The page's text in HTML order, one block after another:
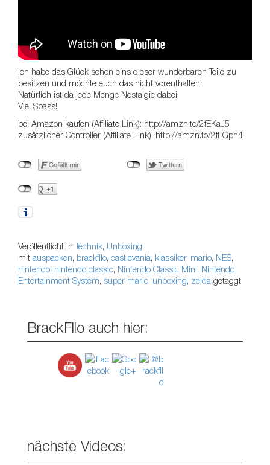
Ich habe das Glück schon eins dieser wunderbaren Teile zu
besitzen und möchte euch das nicht vorenthalten!
Natürlich ist da jede Menge Nostalgie dabei!
Viel Spass!
bei Amazon kaufen (Affiliate Link): http://amzn.to/2fEKaJ5
zusätzlicher Controller (Affiliate Link): http://amzn.to/2fEGpn4
Veröffentlicht inTechnik, Unboxing
mit auspacken, brackfllo, castlevania, klassiker, mario, NES,
nintendo, nintendo classic, Nintendo Classic Mini, Nintendo
Entertainment System, super mario, unboxing, zelda getaggt
BrackFllo auch hier:
nächste Videos: